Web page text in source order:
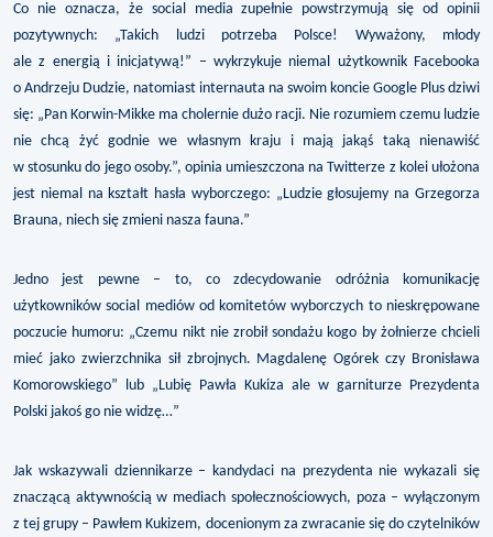
Co nie oznacza, że social media zupełnie powstrzymują się od opinii
pozytywnych: „Takich ludzi potrzeba Polsce! Wyważony, młody
ale z energią i inicjatywą!” – wykrzykuje niemal użytkownik Facebooka
o Andrzeju Dudzie, natomiast internauta na swoim koncie Google Plus dziwi
się: „Pan Korwin-Mikke ma cholernie dużo racji. Nie rozumiem czemu ludzie
nie chcą żyć godnie we własnym kraju i mają jakąś taką nienawiść
w stosunku do jego osoby.”, opinia umieszczona na Twitterze z kolei ułożona
jest niemal na kształt hasła wyborczego: „Ludzie głosujemy na Grzegorza
Brauna, niech się zmieni nasza fauna.”
Jedno jest pewne – to, co zdecydowanie odróżnia komunikację
użytkowników social mediów od komitetów wyborczych to nieskrępowane
poczucie humoru: „Czemu nikt nie zrobił sondażu kogo by żołnierze chcieli
mieć jako zwierzchnika sił zbrojnych. Magdalenę Ogórek czy Bronisława
Komorowskiego” lub „Lubię Pawła Kukiza ale w garniturze Prezydenta
Polski jakoś go nie widzę…”
Jak wskazywali dziennikarze – kandydaci na prezydenta nie wykazali się
znaczącą aktywnością w mediach społecznościowych, poza – wyłączonym
z tej grupy – Pawłem Kukizem, docenionym za zwracanie się do czytelników